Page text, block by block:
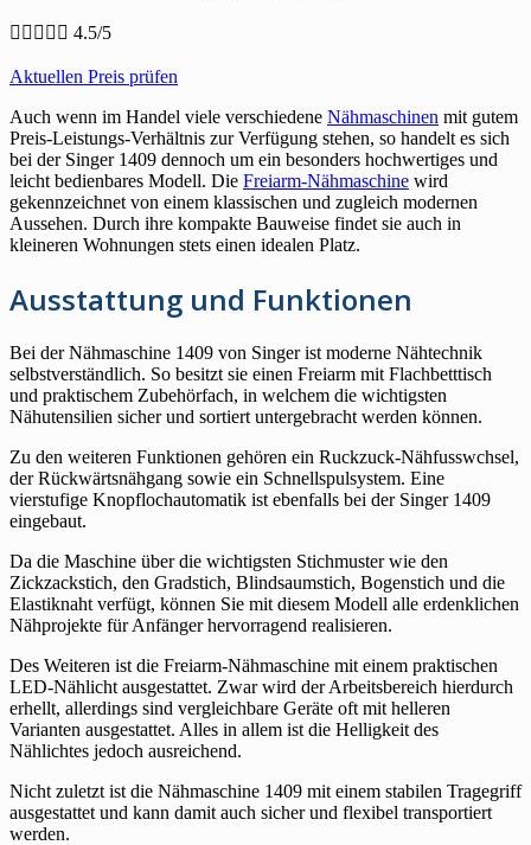
     4.5/5
Aktuellen Preis prüfen
Auch wenn im Handel viele verschiedene Nähmaschinen mit gutem
Preis-Leistungs-Verhältnis zur Verfügung stehen, so handelt es sich
bei der Singer 1409 dennoch um ein besonders hochwertiges und
leicht bedienbares Modell. Die Freiarm-Nähmaschine wird
gekennzeichnet von einem klassischen und zugleich modernen
Aussehen. Durch ihre kompakte Bauweise findet sie auch in
kleineren Wohnungen stets einen idealen Platz.
Ausstattung und Funktionen
Bei der Nähmaschine 1409 von Singer ist moderne Nähtechnik
selbstverständlich. So besitzt sie einen Freiarm mit Flachbetttisch
und praktischem Zubehörfach, in welchem die wichtigsten
Nähutensilien sicher und sortiert untergebracht werden können.
Zu den weiteren Funktionen gehören ein Ruckzuck-Nähfusswchsel,
der Rückwärtsnähgang sowie ein Schnellspulsystem. Eine
vierstufige Knopflochautomatik ist ebenfalls bei der Singer 1409
eingebaut.
Da die Maschine über die wichtigsten Stichmuster wie den
Zickzackstich, den Gradstich, Blindsaumstich, Bogenstich und die
Elastiknaht verfügt, können Sie mit diesem Modell alle erdenklichen
Nähprojekte für Anfänger hervorragend realisieren.
Des Weiteren ist die Freiarm-Nähmaschine mit einem praktischen
LED-Nählicht ausgestattet. Zwar wird der Arbeitsbereich hierdurch
erhellt, allerdings sind vergleichbare Geräte oft mit helleren
Varianten ausgestattet. Alles in allem ist die Helligkeit des
Nählichtes jedoch ausreichend.
Nicht zuletzt ist die Nähmaschine 1409 mit einem stabilen Tragegriff
ausgestattet und kann damit auch sicher und flexibel transportiert
werden.